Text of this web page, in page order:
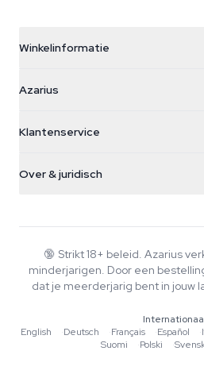
Winkelinformatie
Galvaniweg 11
Nederland
+31(0)204897914
Azarius
Smokeshop
Klantenservice
Retourbeleid
Veelgestelde vragen
Privacybeleid
Over & juridisch
Wiki
Muziek
Redactionele normen
Tools & Calculators
🔞 Strikt 18+ beleid. Azarius
minderjarigen. Door een
dat je meerderjarig bent in jouw
English
·Deutsch ·Français ·Español ·
Suomi
·Polski ·